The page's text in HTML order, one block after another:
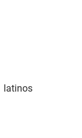
latinos